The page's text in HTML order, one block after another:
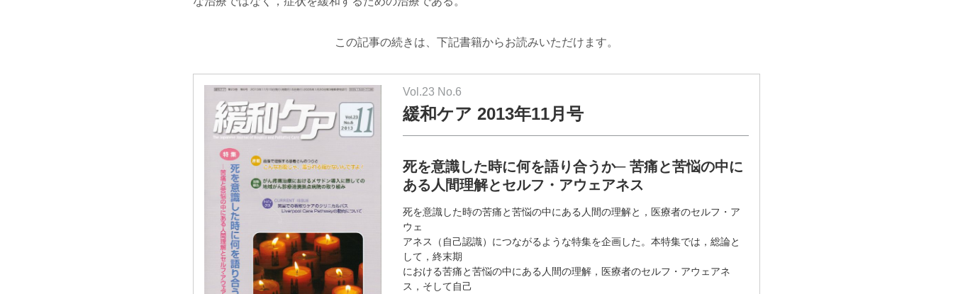
この記事の続きは、下記書籍からお読みいただけます。
Vol.23 No.6
緩和ケア 2013年11月号
死を意識した時に何を語り合うか─ 苦痛と苦悩の中に
ある人間理解とセルフ・アウェアネス
死を意識した時の苦痛と苦悩の中にある人間の理解と，医療者のセルフ・ア
ウェ
アネス（自己認識）につながるような特集を企画した。本特集では，総論と
して，終末期
における苦痛と苦悩の中にある人間の理解，医療者のセルフ・アウェアネ
ス，そして自己